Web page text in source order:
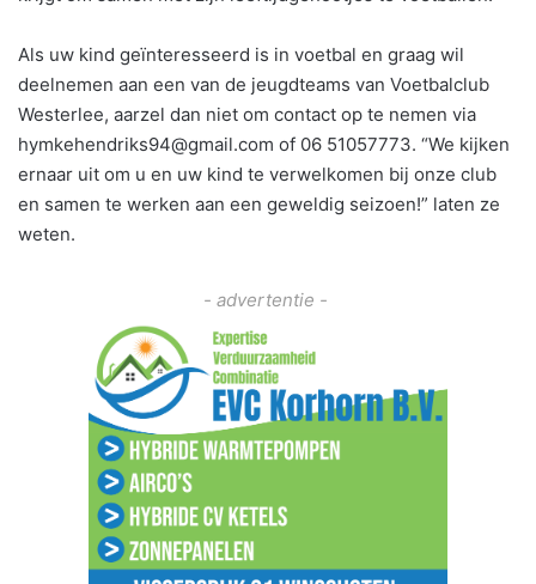
Als uw kind geïnteresseerd is in voetbal en graag wil
deelnemen aan een van de jeugdteams van Voetbalclub
Westerlee, aarzel dan niet om contact op te nemen via
hymkehendriks94@gmail.com of 06 51057773. “We kijken
ernaar uit om u en uw kind te verwelkomen bij onze club
en samen te werken aan een geweldig seizoen!” laten ze
weten.
- advertentie -